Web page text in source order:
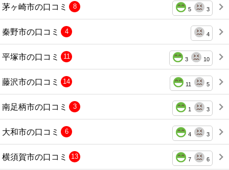
茅ヶ崎市の口コミ 5 3
8
秦野市の口コミ 4
4
平塚市の口コミ 3 10
11
藤沢市の口コミ 11 5
14
南足柄市の口コミ 1 3
3
大和市の口コミ 4 3
6
横須賀市の口コミ 7 6
13